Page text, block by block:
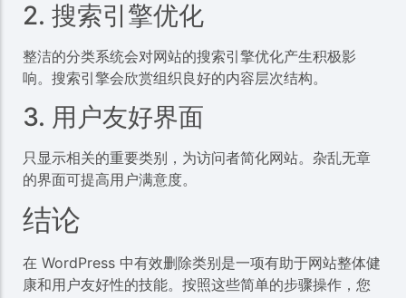
2. 搜索引擎优化
整洁的分类系统会对网站的搜索引擎优化产生积极影
响。搜索引擎会欣赏组织良好的内容层次结构。
3. 用户友好界面
只显示相关的重要类别，为访问者简化网站。杂乱无章
的界面可提高用户满意度。
结论
在 WordPress 中有效删除类别是一项有助于网站整体健
康和用户友好性的技能。按照这些简单的步骤操作，您